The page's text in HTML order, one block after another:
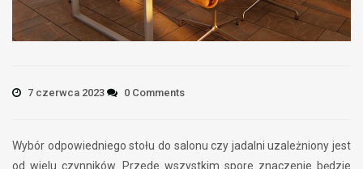
7 czerwca 2023 0 Comments
Wybór odpowiedniego stołu do salonu czy jadalni uzależniony jest
od wielu czynników. Przede wszystkim spore znaczenie będzie